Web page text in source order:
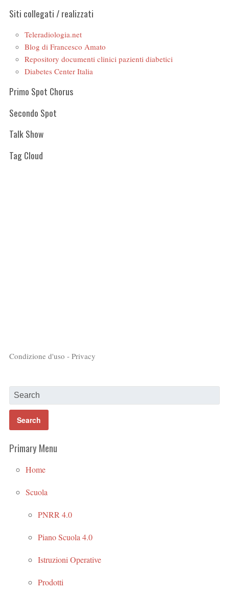
Siti collegati / realizzati
Teleradiologia.net
Blog di Francesco Amato
Repository documenti clinici pazienti diabetici
Diabetes Center Italia
Primo Spot Chorus
Secondo Spot
Talk Show
Tag Cloud
Condizione d'uso - Privacy
Primary Menu
Home
Scuola
PNRR 4.0
Piano Scuola 4.0
Istruzioni Operative
Prodotti